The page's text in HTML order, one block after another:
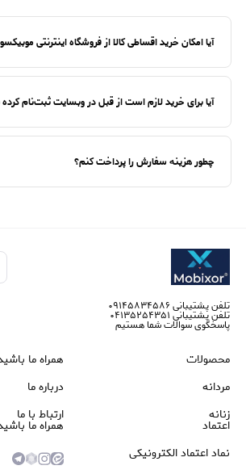
آیا امکان خرید اقساطی کالا از فروشگاه اینترنتی
آیا برای خرید لازم است از قبل در وبسایت ثبت‌نام
چطور هزینه سفارش را پرداخت کنم؟
تلفن پشتیبانی ۰۹۱۴۵۸۳۴۵۸۶
تلفن پشتیبانی ۰۴۱۳۵۲۵۴۳۵۱
پاسخگوی سوالات شما هستیم
محصولات
مردانه
زنانه
همراه ما
درباره ما
ارتباط با ما
اعتماد
نماد اعتماد الکترونیکی
همراه ما